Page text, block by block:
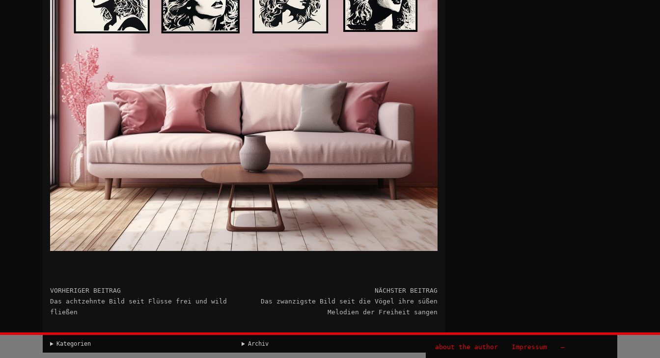
VORHERIGER BEITRAG
Das achtzehnte Bild seit Flüsse frei und wild
fließen
NÄCHSTER BEITRAG
Das zwanzigste Bild seit die Vögel ihre süßen
Melodien der Freiheit sangen
Kategorien Archiv about the author Impressum –